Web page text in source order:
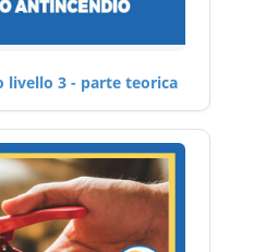
livello 3 - parte teorica